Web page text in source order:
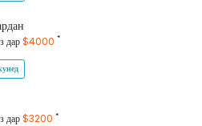
дар$4000 *
дар$3200 *